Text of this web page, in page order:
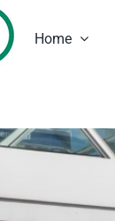
Home